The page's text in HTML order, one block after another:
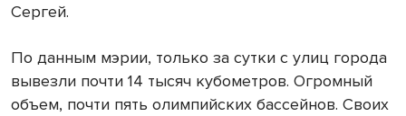
Сергей.
По данным мэрии, только за сутки с улиц города
вывезли почти 14 тысяч кубометров. Огромный
объем, почти пять олимпийских бассейнов. Своих